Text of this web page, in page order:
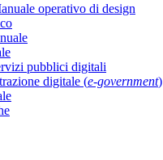
operativo di design
pubblici digitali
digitale (e-government)